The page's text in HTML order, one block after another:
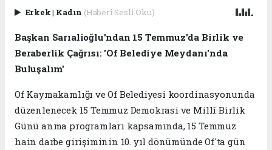
Erkek| Kadın (Haberi Sesli Oku)
Başkan Sarıalioğlu'ndan 15 Temmuz'da Birlik ve
Beraberlik Çağrısı: 'Of Belediye Meydanı'nda
Buluşalım'
Of Kaymakamlığı ve Of Belediyesi koordinasyonunda
düzenlenecek 15 Temmuz Demokrasi ve Millî Birlik
Günü anma programları kapsamında, 15 Temmuz
hain darbe girişiminin 10. yıl dönümünde Of'ta gün